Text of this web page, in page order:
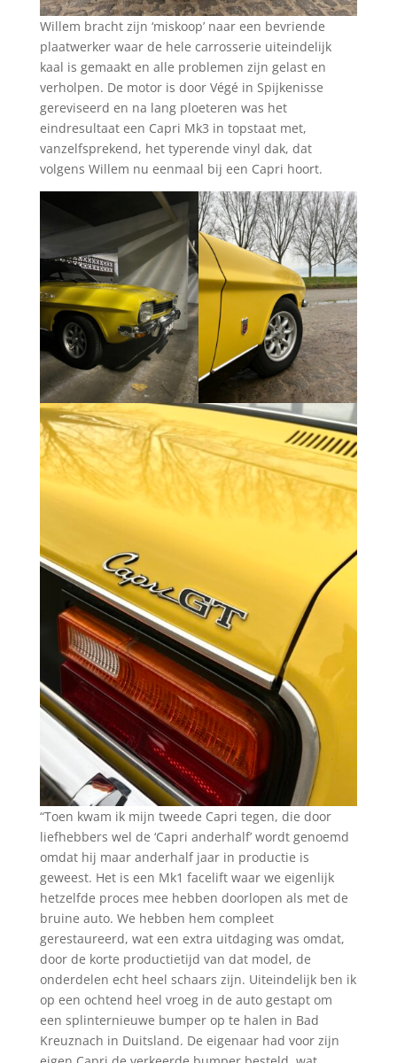
Willem bracht zijn ‘miskoop’ naar een bevriende
plaatwerker waar de hele carrosserie uiteindelijk
kaal is gemaakt en alle problemen zijn gelast en
verholpen. De motor is door Végé in Spijkenisse
gereviseerd en na lang ploeteren was het
eindresultaat een Capri Mk3 in topstaat met,
vanzelfsprekend, het typerende vinyl dak, dat
volgens Willem nu eenmaal bij een Capri hoort.
“Toen kwam ik mijn tweede Capri tegen, die door
liefhebbers wel de ‘Capri anderhalf’ wordt genoemd
omdat hij maar anderhalf jaar in productie is
geweest. Het is een Mk1 facelift waar we eigenlijk
hetzelfde proces mee hebben doorlopen als met de
bruine auto. We hebben hem compleet
gerestaureerd, wat een extra uitdaging was omdat,
door de korte productietijd van dat model, de
onderdelen echt heel schaars zijn. Uiteindelijk ben ik
op een ochtend heel vroeg in de auto gestapt om
een splinternieuwe bumper op te halen in Bad
Kreuznach in Duitsland. De eigenaar had voor zijn